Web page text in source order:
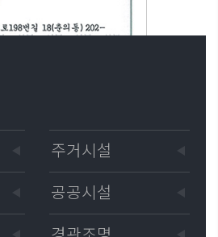
주거시설
공공시설